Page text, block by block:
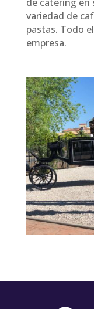
variedad de
pastas. Todo
empresa.